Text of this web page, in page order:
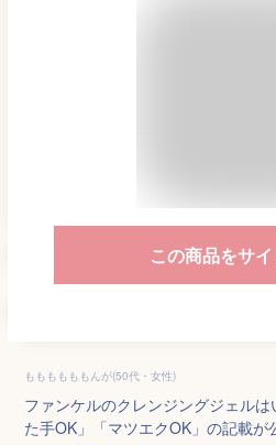
この商品をサ
ももももももんが(50代・女性)
ファンケルのクレンジングジェル
た手OK」「マツエクOK」の記載